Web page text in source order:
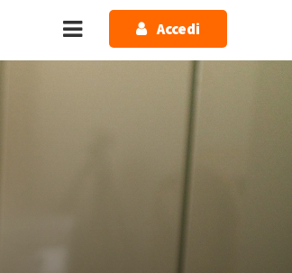
Accedi